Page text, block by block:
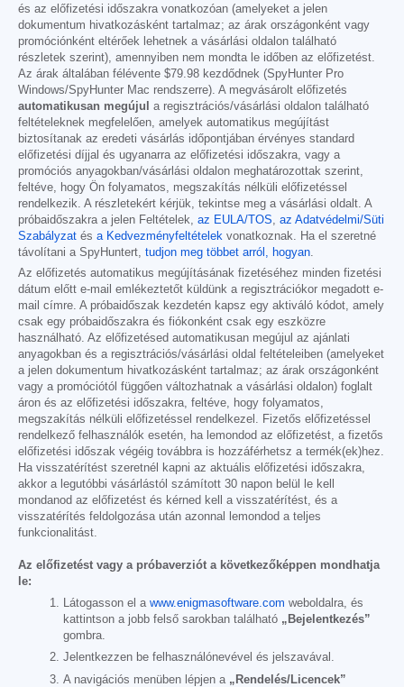
és az előfizetési időszakra vonatkozóan (amelyeket a jelen
dokumentum hivatkozásként tartalmaz; az árak országonként vagy
promóciónként eltérőek lehetnek a vásárlási oldalon található
részletek szerint), amennyiben nem mondta le időben az előfizetést.
Az árak általában félévente $79.98 kezdődnek (SpyHunter Pro
Windows/SpyHunter Mac rendszerre). A megvásárolt előfizetés
automatikusan megújul
a regisztrációs/vásárlási oldalon található
feltételeknek megfelelően, amelyek automatikus megújítást
biztosítanak az eredeti vásárlás időpontjában érvényes standard
előfizetési díjjal és ugyanarra az előfizetési időszakra, vagy a
promóciós anyagokban/vásárlási oldalon meghatározottak szerint,
feltéve, hogy Ön folyamatos, megszakítás nélküli előfizetéssel
rendelkezik. A részletekért kérjük, tekintse meg a vásárlási oldalt. A
próbaidőszakra a jelen Feltételek, az EULA/TOS, az Adatvédelmi/Süti
Szabályzat és a Kedvezményfeltételek vonatkoznak. Ha el szeretné
távolítani a SpyHuntert, tudjon meg többet arról, hogyan.
Az előfizetés automatikus megújításának fizetéséhez minden fizetési
dátum előtt e-mail emlékeztetőt küldünk a regisztrációkor megadott e-
mail címre. A próbaidőszak kezdetén kapsz egy aktiváló kódot, amely
csak egy próbaidőszakra és fiókonként csak egy eszközre
használható. Az előfizetésed automatikusan megújul az ajánlati
anyagokban és a regisztrációs/vásárlási oldal feltételeiben (amelyeket
a jelen dokumentum hivatkozásként tartalmaz; az árak országonként
vagy a promóciótól függően változhatnak a vásárlási oldalon) foglalt
áron és az előfizetési időszakra, feltéve, hogy folyamatos,
megszakítás nélküli előfizetéssel rendelkezel. Fizetős előfizetéssel
rendelkező felhasználók esetén, ha lemondod az előfizetést, a fizetős
előfizetési időszak végéig továbbra is hozzáférhetsz a termék(ek)hez.
Ha visszatérítést szeretnél kapni az aktuális előfizetési időszakra,
akkor a legutóbbi vásárlástól számított 30 napon belül le kell
mondanod az előfizetést és kérned kell a visszatérítést, és a
visszatérítés feldolgozása után azonnal lemondod a teljes
funkcionalitást.
Az előfizetést vagy a próbaverziót a következőképpen mondhatja
le:
Látogasson el a www.enigmasoftware.com weboldalra, és
kattintson a jobb felső sarokban található „Bejelentkezés”
gombra.
Jelentkezzen be felhasználónevével és jelszavával.
A navigációs menüben lépjen a „Rendelés/Licencek”